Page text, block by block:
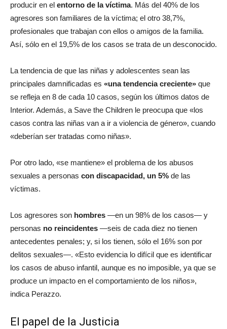
producir en el entorno de la víctima. Más del 40% de los
agresores son familiares de la víctima; el otro 38,7%,
profesionales que trabajan con ellos o amigos de la familia.
Así, sólo en el 19,5% de los casos se trata de un desconocido.
La tendencia de que las niñas y adolescentes sean las
principales damnificadas es «una tendencia creciente» que
se refleja en 8 de cada 10 casos, según los últimos datos de
Interior. Además, a Save the Children le preocupa que «los
casos contra las niñas van a ir a violencia de género», cuando
«deberían ser tratadas como niñas».
Por otro lado, «se mantiene» el problema de los abusos
sexuales a personas con discapacidad, un 5% de las
víctimas.
Los agresores son hombres —en un 98% de los casos— y
personas no reincidentes —seis de cada diez no tienen
antecedentes penales; y, si los tienen, sólo el 16% son por
delitos sexuales—. «Esto evidencia lo difícil que es identificar
los casos de abuso infantil, aunque es no imposible, ya que se
produce un impacto en el comportamiento de los niños»,
indica Perazzo.
El papel de la Justicia